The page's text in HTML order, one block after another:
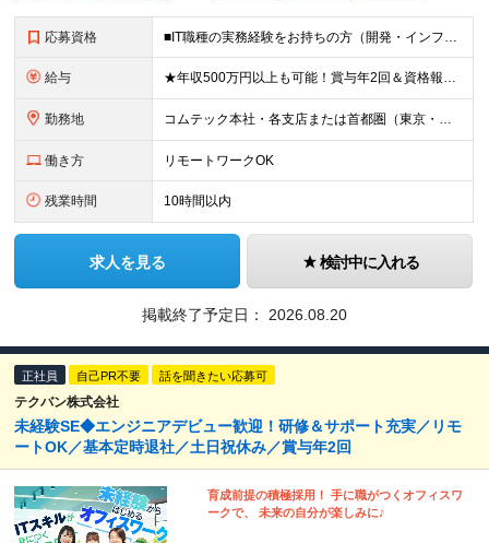
応募資格 ■IT職種の実務経験をお持ちの方（開発・インフラエンジニア、社内SEなど） ■学歴不問 ＜以下のような方を歓迎します＞ ■IT業界でキャリアを切り拓いていきたい方 ■チームワークを大切にし、仲間と協
給与 ★年収500万円以上も可能！賞与年2回＆資格報奨金あり 【経験1～3年の場合】年収410万円～464万円 月給29万6000円～月給33万5500円+賞与年2回（6・12月） ※みなし残業代（10時
勤務地 コムテック本社・各支店または首都圏（東京・神奈川・埼玉・千葉）のクライアント様のワークスペースにて勤務いただきます。 ＜各拠点について＞ ■東京本社／東京都港区芝浦1-2-1 シーバンスＮ館10F
働き方 リモートワークOK
残業時間 10時間以内
求人を見る 検討中に入れる
掲載終了予定日： 2026.08.20
正社員 自己PR不要 話を聞きたい応募可
テクバン株式会社
未経験SE◆エンジニアデビュー歓迎！研修＆サポート充実／リモ
ートOK／基本定時退社／土日祝休み／賞与年2回
育成前提の積極採用！ 手に職がつくオフィスワ
ークで、 未来の自分が楽しみに♪